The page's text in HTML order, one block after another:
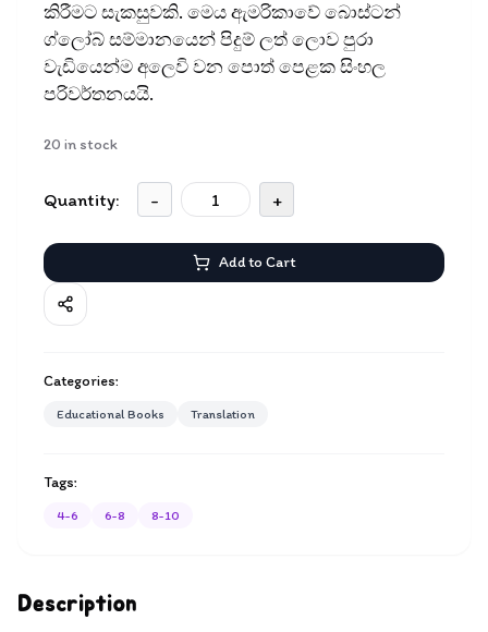
Description
කිරීමට සැකසුවකි. මෙය ඇමරිකාවේ බොස්ටන්
ග්ලෝබ් සම්මානයෙන් පිදුම් ලත් ලොව පුරා
වැඩියෙන්ම අලෙවි වන පොත් පෙළක සිංහල
පරිවර්තනයයි.
20 in stock
Quantity: - +
Add to Cart
Categories:
Educational Books Translation
Tags:
4-6 6-8 8-10